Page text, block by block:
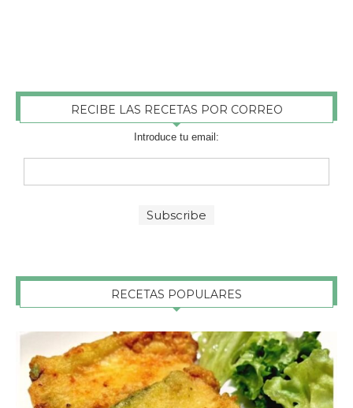
RECIBE LAS RECETAS POR CORREO
Introduce tu email:
RECETAS POPULARES